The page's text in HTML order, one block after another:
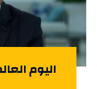
اليوم